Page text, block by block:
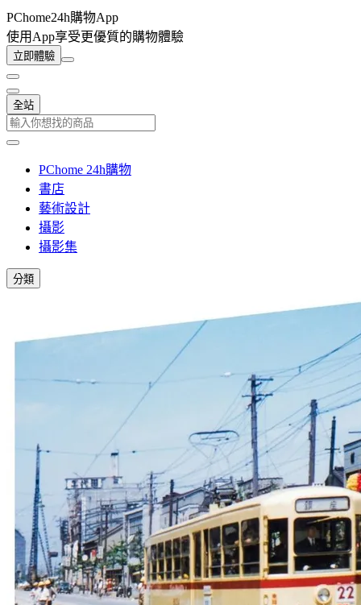
PChome24h購物App
使用App享受更優質的購物體驗
立即體驗
全站
PChome 24h購物
書店
藝術設計
攝影
攝影集
分類